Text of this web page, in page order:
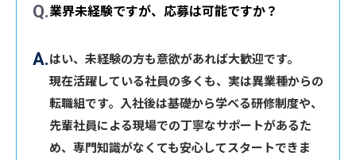
業界未経験ですが、応募は可能ですか？
はい、未経験の方も意欲があれば大歓迎です。
現在活躍している社員の多くも、実は異業種からの
転職組です。入社後は基礎から学べる研修制度や、
先輩社員による現場での丁寧なサポートがあるた
め、専門知識がなくても安心してスタートできま